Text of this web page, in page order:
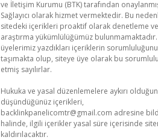
ve İletişim Kurumu (BTK) tarafından
Sağlayıcı olarak hizmet vermektedir. Bu
sitedeki içerikleri proaktif olarak denetleme
araştırma yükümlülüğümüz
üyelerimiz yazdıkları içeriklerin sorumluluğunu
taşımakta olup, siteye üye olarak bu
etmiş sayılırlar.
Hukuka ve yasal düzenlemelere aykırı
düşündüğünüz içerikleri,
backlinkpanelicomtr@gmail.com adresine
halinde, ilgili içerikler yasal süre içerisinde
kaldırılacaktır.